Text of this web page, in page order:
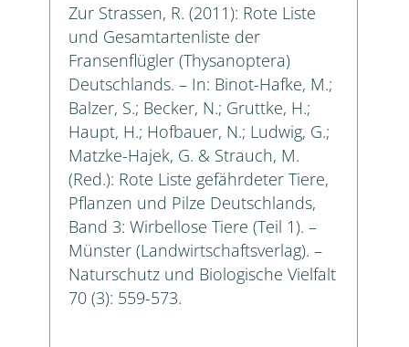
Zur Strassen, R. (2011): Rote Liste
und Gesamtartenliste der
Fransenflügler (Thysanoptera)
Deutschlands. – In: Binot-Hafke, M.;
Balzer, S.; Becker, N.; Gruttke, H.;
Haupt, H.; Hofbauer, N.; Ludwig, G.;
Matzke-Hajek, G. & Strauch, M.
(Red.): Rote Liste gefährdeter Tiere,
Pflanzen und Pilze Deutschlands,
Band 3: Wirbellose Tiere (Teil 1). –
Münster (Landwirtschaftsverlag). –
Naturschutz und Biologische Vielfalt
70 (3): 559-573.